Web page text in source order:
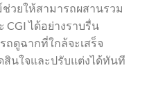
วยให้สามารถผสานรวม
ได้อย่างราบรื่น
ถดูฉากที่ใกล้จะเสร็จ
นใจและปรับแต่งได้ทันที